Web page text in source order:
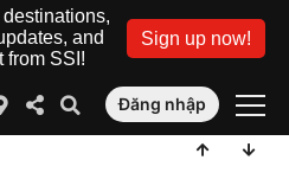
and
from SSI!
Sign up now!
Đăng nhập